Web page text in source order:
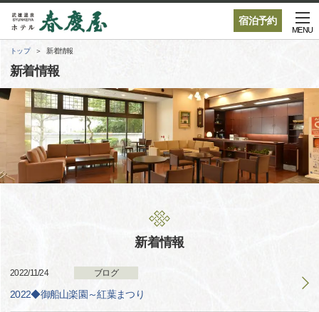
宿泊予約
MENU
トップ 新着情報
新着情報
新着情報
2022/11/24 ブログ
2022◆御船山楽園～紅葉まつり